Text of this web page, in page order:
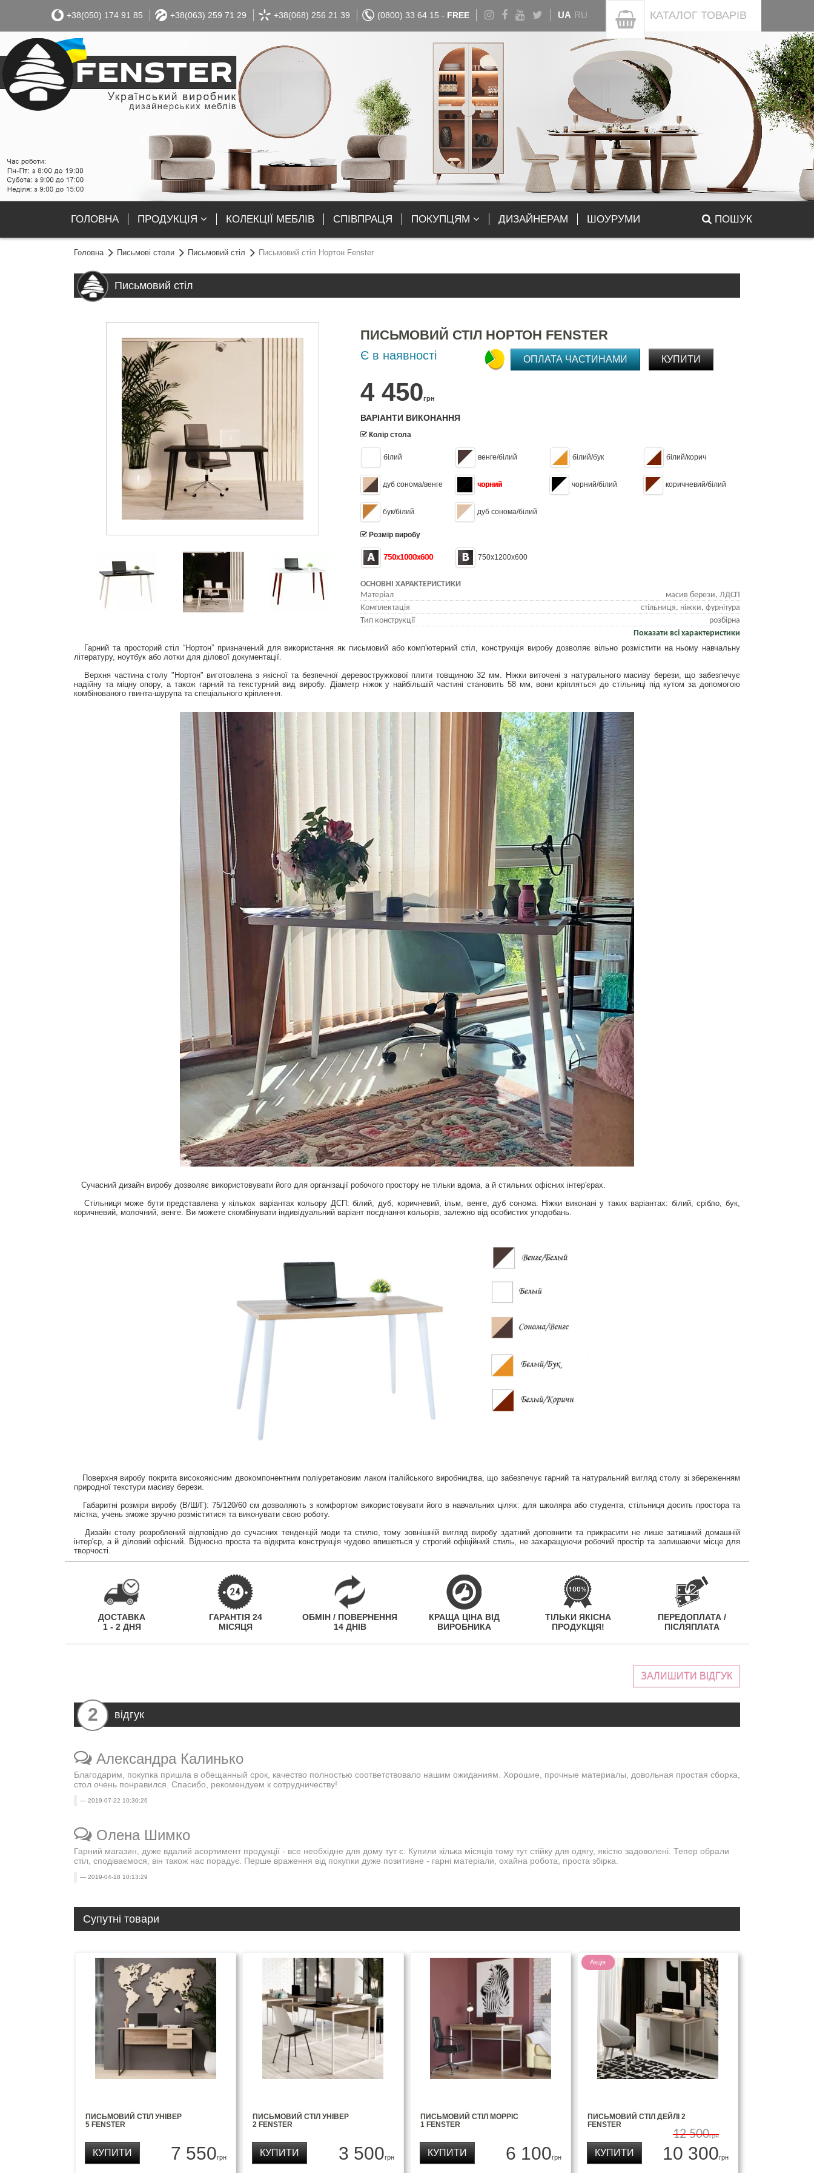
+38(050) 174 91 85 +38(063) 259 71 29 +38(068) 256 21 39 (0800) 33 64 15 - FREE UA RU КАТАЛОГ ТОВАРІВ
ГОЛОВНА ПРОДУКЦІЯ КОЛЕКЦІЇ МЕБЛІВ СПІВПРАЦЯ ПОКУПЦЯМ ДИЗАЙНЕРАМ ШОУРУМИ ПОШУК
Головна Письмові столи Письмовий стіл Письмовий стіл Нортон Fenster
Письмовий стіл
ПИСЬМОВИЙ СТІЛ НОРТОН FENSTER
Є в наявності
4 450грн
ОПЛАТА ЧАСТИНАМИ КУПИТИ
ВАРІАНТИ ВИКОНАННЯ
Колір стола
білий венге/білий білий/бук білий/корич
дуб сонома/венге чорний чорний/білий коричневий/білий
бук/білий дуб сонома/білий
Розмір виробу
750x1000x600 750x1200x600
ОСНОВНІ ХАРАКТЕРИСТИКИ
Матеріал
масив берези, ЛДСП
Комплектація
стільниця, ніжки, фурнітура
Тип конструкції
розбірна
Показати всі характеристики
Гарний та просторий стіл “Нортон” призначений для використання як письмовий або комп'ютерний стіл, конструкція виробу дозволяє вільно розмістити на ньому навчальну
літературу, ноутбук або лотки для ділової документації.
Верхня частина столу "Нортон" виготовлена з якісної та безпечної деревостружкової плити товщиною 32 мм. Ніжки виточені з натурального масиву берези, що забезпечує
надійну та міцну опору, а також гарний та текстурний вид виробу. Діаметр ніжок у найбільшій частині становить 58 мм, вони кріпляться до стільниці під кутом за допомогою
комбінованого гвинта-шурупа та спеціального кріплення.
Сучасний дизайн виробу дозволяє використовувати його для організації робочого простору не тільки вдома, а й стильних офісних інтер'єрах.
Стільниця може бути представлена у кількох варіантах кольору ДСП: білий, дуб, коричневий, ільм, венге, дуб сонома. Ніжки виконані у таких варіантах: білий, срібло, бук,
коричневий, молочний, венге. Ви можете скомбінувати індивідуальний варіант поєднання кольорів, залежно від особистих уподобань.
Поверхня виробу покрита високоякісним двокомпонентним поліуретановим лаком італійського виробництва, що забезпечує гарний та натуральний вигляд столу зі збереженням
природної текстури масиву берези.
Габаритні розміри виробу (В/Ш/Г): 75/120/60 см дозволяють з комфортом використовувати його в навчальних цілях: для школяра або студента, стільниця досить простора та
містка, учень зможе зручно розміститися та виконувати свою роботу.
Дизайн столу розроблений відповідно до сучасних тенденцій моди та стилю, тому зовнішній вигляд виробу здатний доповнити та прикрасити не лише затишний домашній
інтер'єр, а й діловий офісний. Відносно проста та відкрита конструкція чудово впишеться у строгий офіційний стиль, не захаращуючи робочий простір та залишаючи місце для
творчості.
ДОСТАВКА
1 - 2 ДНЯ
ГАРАНТІЯ 24
МІСЯЦЯ
ОБМІН / ПОВЕРНЕННЯ
14 ДНІВ
КРАЩА ЦІНА ВІД
ВИРОБНИКА
ТІЛЬКИ ЯКІСНА
ПРОДУКЦІЯ!
ПЕРЕДОПЛАТА /
ПІСЛЯПЛАТА
ЗАЛИШИТИ ВІДГУК
2 відгук
Александра Калинько
Благодарим, покупка пришла в обещанный срок, качество полностью соответствовало нашим ожиданиям. Хорошие, прочные материалы, довольная простая сборка,
стол очень понравился. Спасибо, рекомендуем к сотрудничеству!
2019-07-22 10:30:26
Олена Шимко
Гарний магазин, дуже вдалий асортимент продукції - все необхідне для дому тут є. Купили кілька місяців тому тут стійку для одягу, якістю задоволені. Тепер обрали
стіл, сподіваємося, він також нас порадує. Перше враження від покупки дуже позитивне - гарні матеріали, охайна робота, проста збірка.
2019-04-18 10:13:29
Супутні товари
ПИСЬМОВИЙ СТІЛ УНІВЕР
5 FENSTER
7 550грн
КУПИТИ
ПИСЬМОВИЙ СТІЛ УНІВЕР
2 FENSTER
3 500грн
КУПИТИ
ПИСЬМОВИЙ СТІЛ МОРРІС
1 FENSTER
6 100грн
КУПИТИ
Акція
ПИСЬМОВИЙ СТІЛ ДЕЙЛІ 2
FENSTER
12 500грн
10 300грн
КУПИТИ